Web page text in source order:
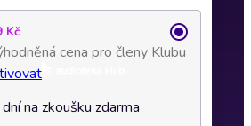
Kč
cena pro členy Klubu
na zkoušku zdarma